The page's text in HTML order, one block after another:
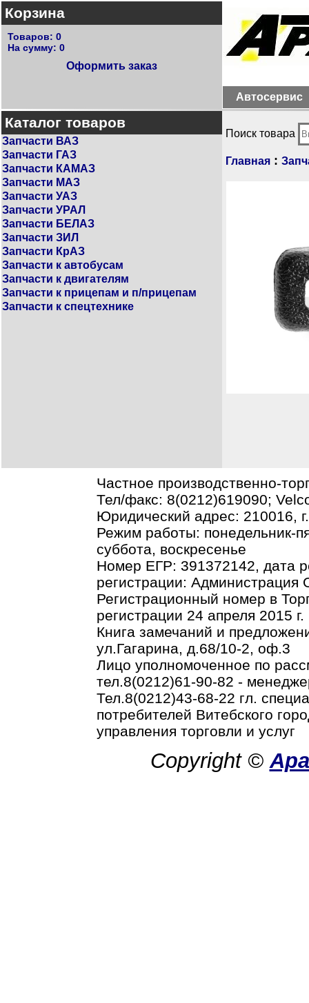
Корзина
Товаров: 0
На сумму: 0
Оформить заказ
Автосервис
Каталог товаров
Запчасти ВАЗ
Запчасти ГАЗ
Запчасти КАМАЗ
Запчасти МАЗ
Запчасти УАЗ
Запчасти УРАЛ
Запчасти БЕЛАЗ
Запчасти ЗИЛ
Запчасти КрАЗ
Запчасти к автобусам
Запчасти к двигателям
Запчасти к прицепам и п/прицепам
Запчасти к спецтехнике
Поиск товара
Главная :
Частное производственно-
Тел/факс: 8(0212)619090;
Юридический адрес: 210016,
Режим работы: понедельник-
суббота, воскресенье
Номер ЕГР: 391372142, дата
регистрации: Администрация
Регистрационный номер в
регистрации 24 апреля 2015 г.
Книга замечаний и
ул.Гагарина, д.68/10-2, оф.3
Лицо уполномоченное по
тел.8(0212)61-90-82 -
Тел.8(0212)43-68-22 гл.
потребителей Витебского
управления торговли и услуг
Copyright ©